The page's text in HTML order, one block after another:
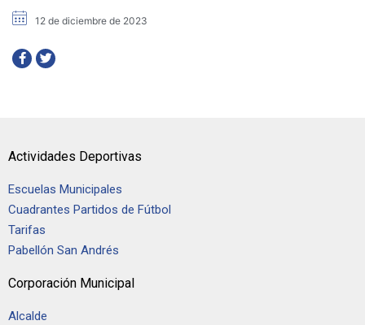
12 de diciembre de 2023
Actividades Deportivas
Escuelas Municipales
Cuadrantes Partidos de Fútbol
Tarifas
Pabellón San Andrés
Corporación Municipal
Alcalde